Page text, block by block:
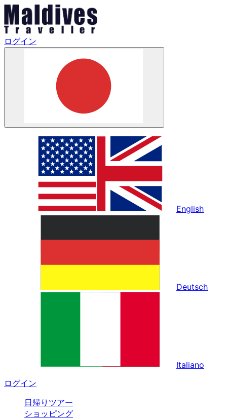
ログイン
English
Deutsch
Italiano
ログイン
日帰りツアー
ショッピング